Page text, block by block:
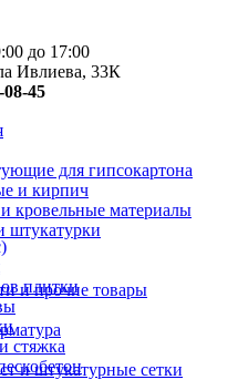
для гипсокартона
и кирпич
кровельные материалы
штукатурки
и прочие товары
и штукатурные сетки
до 17:00
Ивлиева, 33К
45
плитки
стяжка